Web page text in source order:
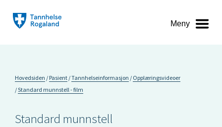
Meny
Hovedsiden Pasient Tannhelseinformasjon
Opplæringsvideoer
Standard munnstell - film
Standard munnstell